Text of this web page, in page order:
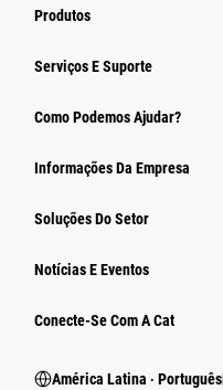
Produtos
Serviços E Suporte
Como Podemos Ajudar?
Informações Da Empresa
Soluções Do Setor
Notícias E Eventos
Conecte-Se Com A Cat
América Latina ‧ Português